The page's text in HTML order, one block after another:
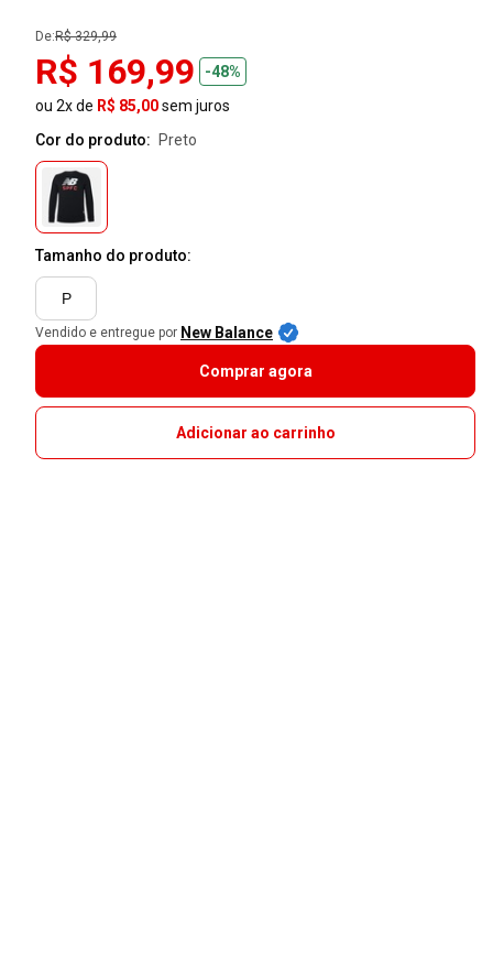
De:R$ 329,99
R$ 169,99
-48%
ou 2x de R$ 85,00sem juros
Cor do produto:
preto
Tamanho do produto:
P
Vendido e entregue por New Balance
Comprar agora
Adicionar ao carrinho